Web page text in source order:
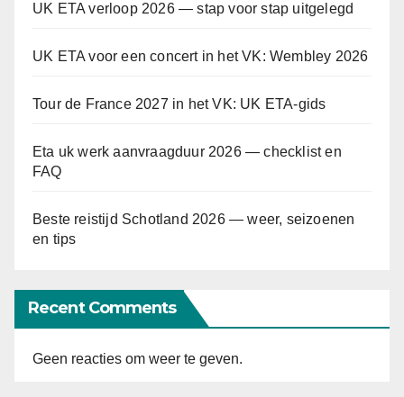
UK ETA verloop 2026 — stap voor stap uitgelegd
UK ETA voor een concert in het VK: Wembley 2026
Tour de France 2027 in het VK: UK ETA-gids
Eta uk werk aanvraagduur 2026 — checklist en
FAQ
Beste reistijd Schotland 2026 — weer, seizoenen
en tips
Recent Comments
Geen reacties om weer te geven.